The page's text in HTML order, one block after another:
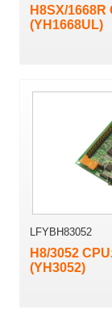
H8SX/1668R
(YH1668UL)
LFYBH83052
H8/3052
(YH3052)